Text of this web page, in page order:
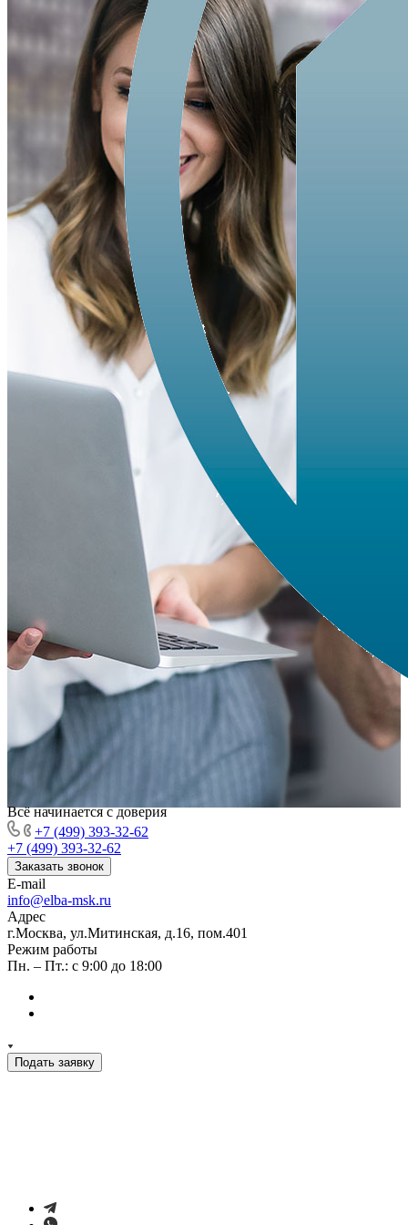
Всё начинается с доверия
+7 (499) 393-32-62
+7 (499) 393-32-62
Заказать звонок
E-mail
info@elba-msk.ru
Адрес
г.Москва, ул.Митинская, д.16, пом.401
Режим работы
Пн. – Пт.: с 9:00 до 18:00
Подать заявку